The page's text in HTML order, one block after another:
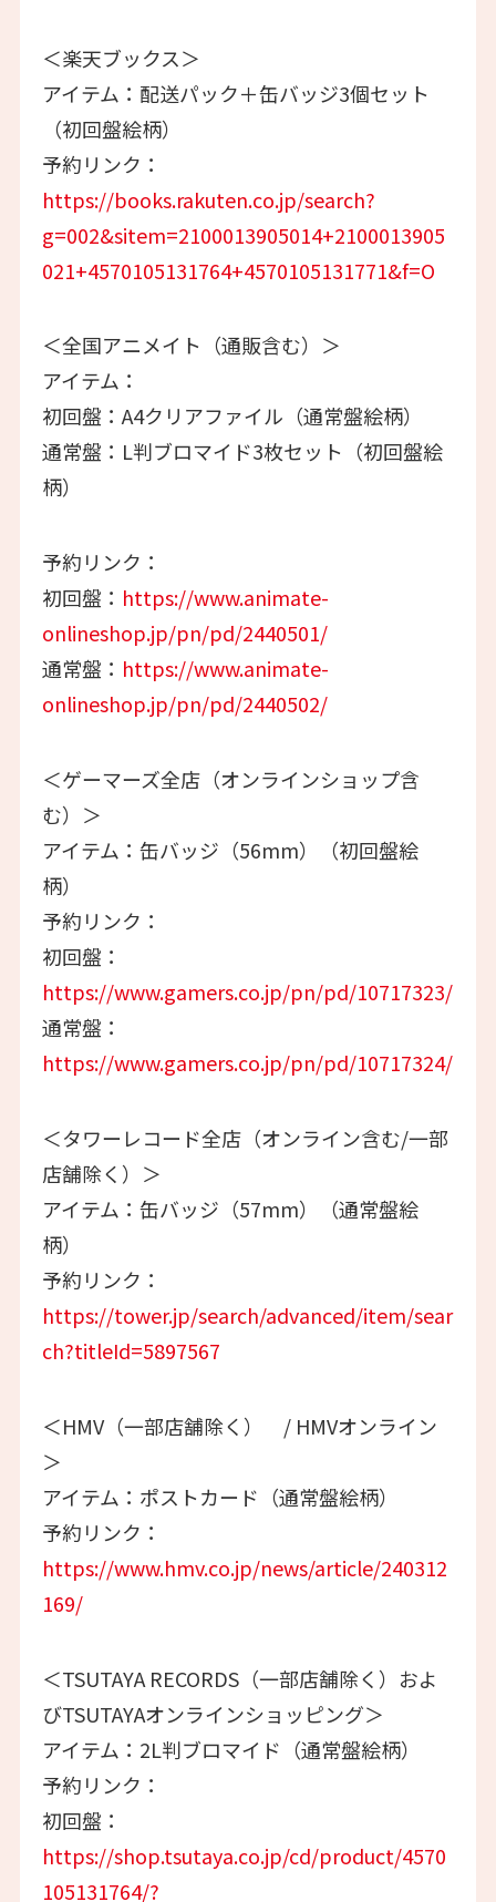
＜楽天ブックス＞
アイテム：配送パック＋缶バッジ3個セット
（初回盤絵柄）
予約リンク：
https://books.rakuten.co.jp/search?
g=002&sitem=2100013905014+2100013905
021+4570105131764+4570105131771&f=O
＜全国アニメイト（通販含む）＞
アイテム：
初回盤：A4クリアファイル（通常盤絵柄）
通常盤：L判ブロマイド3枚セット（初回盤絵
柄）
予約リンク：
初回盤： https://www.animate-
onlineshop.jp/pn/pd/2440501/
通常盤： https://www.animate-
onlineshop.jp/pn/pd/2440502/
＜ゲーマーズ全店（オンラインショップ含
む）＞
アイテム：缶バッジ（56mm）（初回盤絵
柄）
予約リンク：
初回盤：
https://www.gamers.co.jp/pn/pd/10717323/
通常盤：
https://www.gamers.co.jp/pn/pd/10717324/
＜タワーレコード全店（オンライン含む/一部
店舗除く）＞
アイテム：缶バッジ（57mm）（通常盤絵
柄）
予約リンク：
https://tower.jp/search/advanced/item/sear
ch?titleId=5897567
＜HMV（一部店舗除く） / HMVオンライン
＞
アイテム：ポストカード（通常盤絵柄）
予約リンク：
https://www.hmv.co.jp/news/article/240312
169/
＜TSUTAYA RECORDS（一部店舗除く）およ
びTSUTAYAオンラインショッピング＞
アイテム：2L判ブロマイド（通常盤絵柄）
予約リンク：
初回盤：
https://shop.tsutaya.co.jp/cd/product/4570
105131764/?